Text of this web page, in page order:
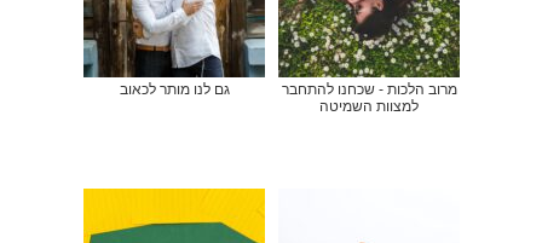
מרוב הלכות - שכחנו להתחבר
למצוות השמיטה
גם לנו מותר לכאוב